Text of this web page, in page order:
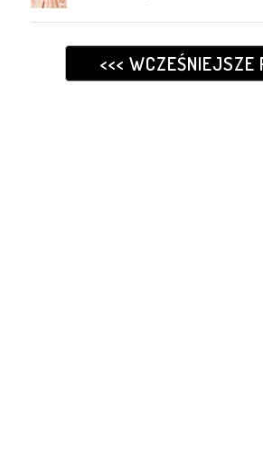
<<< WCZEŚNIEJSZE